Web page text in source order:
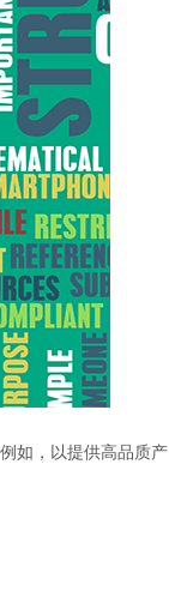
如，以提供高品质产